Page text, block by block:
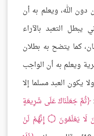
دون الله، ويعلم به أن
يبطل التعبد بالآراء
كما يتضح به بطلان
ويعلم به أن الواجب
يكون العبد مسلما إلا
ثُمَّ جَعَلْنَاكَ عَلَى شَرِيعَةٍ
مِنَ الْأَمْرِ فَاتَّبِعْهَا وَلَا تَتَّبِعْ أَهْوَاءَ الَّذِينَ لَا يَعْلَمُونَ ۝ إِنَّهُمْ لَنْ